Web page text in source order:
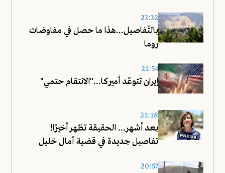
23:32
بالتّفاصيل...هذا ما حصل في مفاوضات
روما
21:54
إيران تتوعّد أميركا..."الانتقام حتمي"
21:18
بعد أشهر... الحقيقة تظهر أخيرًا!
تفاصيل جديدة في قضية آمال خليل
20:57